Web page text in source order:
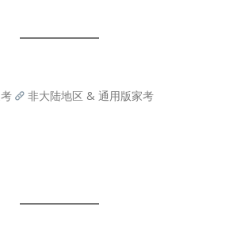
非大陆地区 & 通用版家考